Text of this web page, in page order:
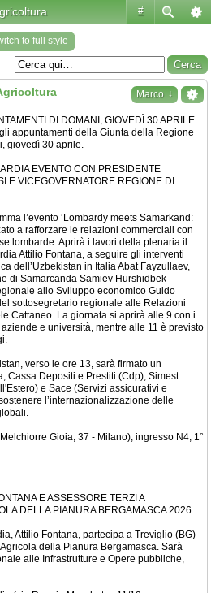
#
to full style
Marco ↓
DI DOMANI, GIOVEDÌ 30 APRILE
appuntamenti della Giunta della Regione
giovedì 30 aprile.
EVENTO CON PRESIDENTE
E VICEGOVERNATORE REGIONE DI
l’evento ‘Lombardy meets Samarkand:
a rafforzare le relazioni commerciali con
lombarde. Aprirà i lavori della plenaria il
Attilio Fontana, a seguire gli interventi
dell’Uzbekistan in Italia Abat Fayzullaev,
di Samarcanda Samiev Hurshidbek
allo Sviluppo economico Guido
sottosegretario regionale alle Relazioni
Cattaneo. La giornata si aprirà alle 9 con i
e università, mentre alle 11 è previsto
verso le ore 13, sarà firmato un
Cassa Depositi e Prestiti (Cdp), Simest
e Sace (Servizi assicurativi e
l’internazionalizzazione delle
Gioia, 37 - Milano), ingresso N4, 1°
E ASSESSORE TERZI A
DELLA PIANURA BERGAMASCA 2026
Attilio Fontana, partecipa a Treviglio (BG)
della Pianura Bergamasca. Sarà
alle Infrastrutture e Opere pubbliche,